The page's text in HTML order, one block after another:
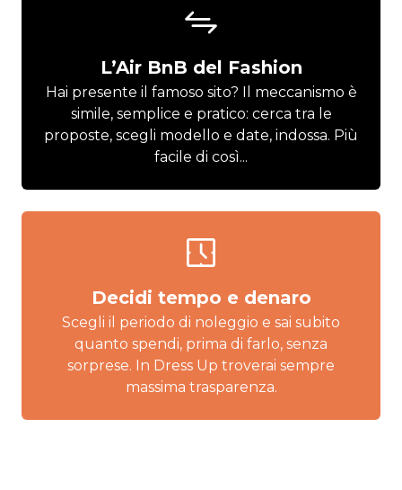
L’Air BnB del Fashion
Hai presente il famoso sito? Il meccanismo è
simile, semplice e pratico: cerca tra le
proposte, scegli modello e date, indossa. Più
facile di così...
Decidi tempo e denaro
Scegli il periodo di noleggio e sai subito
quanto spendi, prima di farlo, senza
sorprese. In Dress Up troverai sempre
massima trasparenza.